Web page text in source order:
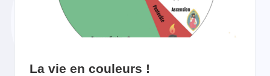
La vie en couleurs !